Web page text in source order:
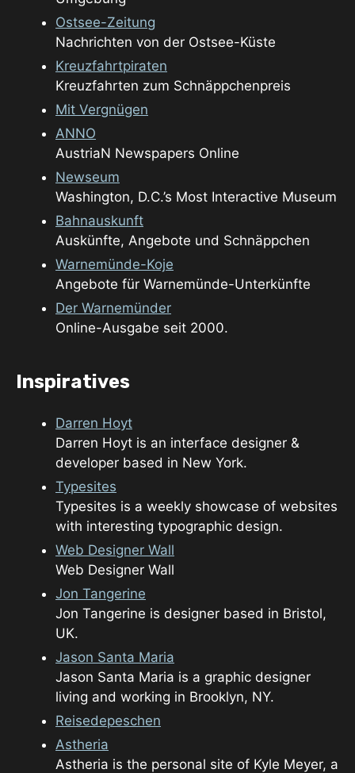
Ostsee-Zeitung
Nachrichten von der Ostsee-Küste
Kreuzfahrtpiraten
Kreuzfahrten zum Schnäppchenpreis
Mit Vergnügen
ANNO
AustriaN Newspapers Online
Newseum
Washington, D.C.’s Most Interactive Museum
Bahnauskunft
Auskünfte, Angebote und Schnäppchen
Warnemünde-Koje
Angebote für Warnemünde-Unterkünfte
Der Warnemünder
Online-Ausgabe seit 2000.
Inspiratives
Darren Hoyt
Darren Hoyt is an interface designer &
developer based in New York.
Typesites
Typesites is a weekly showcase of websites
with interesting typographic design.
Web Designer Wall
Web Designer Wall
Jon Tangerine
Jon Tangerine is designer based in Bristol,
UK.
Jason Santa Maria
Jason Santa Maria is a graphic designer
living and working in Brooklyn, NY.
Reisedepeschen
Astheria
Astheria is the personal site of Kyle Meyer, a